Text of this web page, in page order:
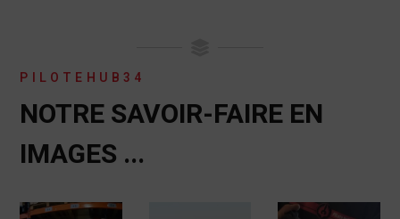
PILOTEHUB34
NOTRE SAVOIR-FAIRE EN
IMAGES ...